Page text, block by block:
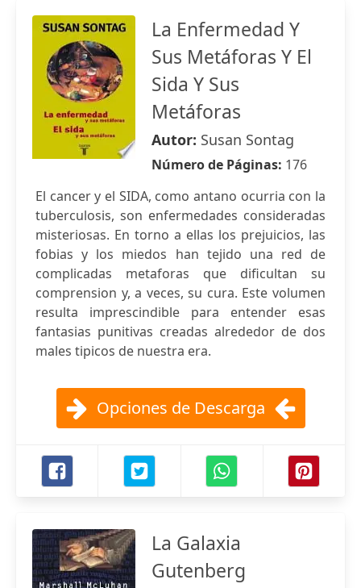
La Enfermedad Y
Sus Metáforas Y El
Sida Y Sus
Metáforas
Autor: Susan Sontag
Número de Páginas: 176
El cancer y el SIDA, como antano ocurria con la
tuberculosis, son enfermedades consideradas
misteriosas. En torno a ellas los prejuicios, las
fobias y los miedos han tejido una red de
complicadas metaforas que dificultan su
comprension y, a veces, su cura. Este volumen
resulta imprescindible para entender esas
fantasias punitivas creadas alrededor de dos
males tipicos de nuestra era.
Opciones de Descarga
La Galaxia
Gutenberg